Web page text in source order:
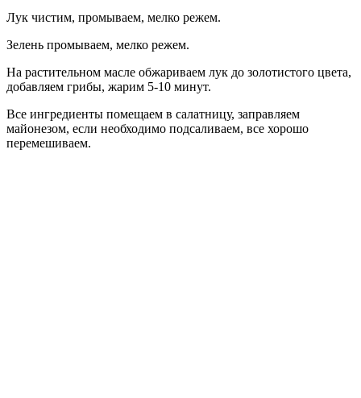
Лук чистим, промываем, мелко режем.
Зелень промываем, мелко режем.
На растительном масле обжариваем лук до золотистого цвета,
добавляем грибы, жарим 5-10 минут.
Все ингредиенты помещаем в салатницу, заправляем
майонезом, если необходимо подсаливаем, все хорошо
перемешиваем.